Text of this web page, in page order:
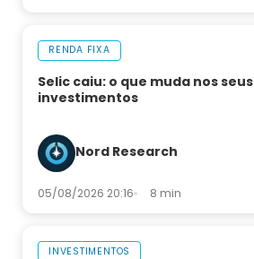
RENDA FIXA
Selic caiu: o que muda nos seus
investimentos
Nord Research
05/08/2026 20:16 8 min
INVESTIMENTOS